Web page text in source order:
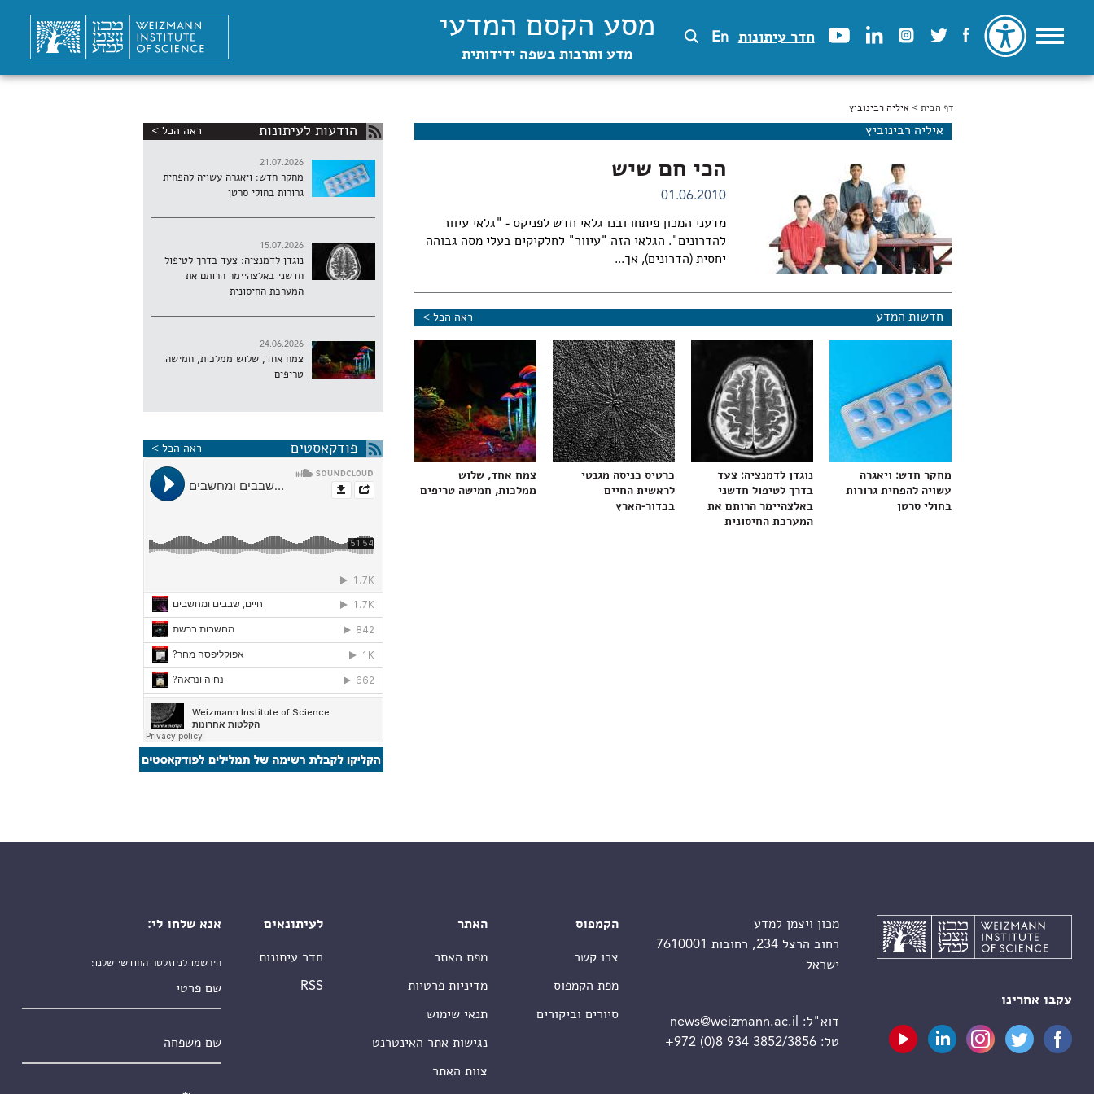
חדר עיתונות En מסע הקסם המדעי
מדע ותרבות בשפה ידידותית
הינך נמצא כאן
דף הבית > איליה רבינוביץ
איליה רבינוביץ
הכי חם שיש
01.06.2010
מדעני המכון פיתחו ובנו גלאי חדש לפניקס - "גלאי עיוור
להדרונים". הגלאי הזה "עיוור" לחלקיקים בעלי מסה גבוהה
יחסית (הדרונים), אך...
חדשות המדע ראה הכל >
מחקר חדש: ויאגרה
עשויה להפחית גרורות
בחולי סרטן
נוגדן לדמנציה: צעד
בדרך לטיפול חדשני
באלצהיימר הרותם את
המערכת החיסונית
כרטיס כניסה מגנטי
לראשית החיים
בכדור-הארץ
צמח אחד, שלוש
ממלכות, חמישה טריפים
הודעות לעיתונות ראה הכל >
21.07.2026
מחקר חדש: ויאגרה עשויה להפחית
גרורות בחולי סרטן
15.07.2026
נוגדן לדמנציה: צעד בדרך לטיפול
חדשני באלצהיימר הרותם את
המערכת החיסונית
24.06.2026
צמח אחד, שלוש ממלכות, חמישה
טריפים
פודקאסטים ראה הכל >
עקבו אחרינו
מכון ויצמן למדע
רחוב הרצל 234, רחובות 7610001
ישראל
דוא"ל:
news@weizmann.ac.il
טל:+972 (0)8 934 3852/3856
הקמפוס
צרו קשר
מפת הקמפוס
סיורים וביקורים
האתר
מפת האתר
מדיניות פרטיות
תנאי שימוש
נגישות אתר האינטרנט
צוות האתר
לעיתונאים
חדר עיתונות
RSS
אנא שלחו לי:
הירשמו לניוזלטר החודשי שלנו: